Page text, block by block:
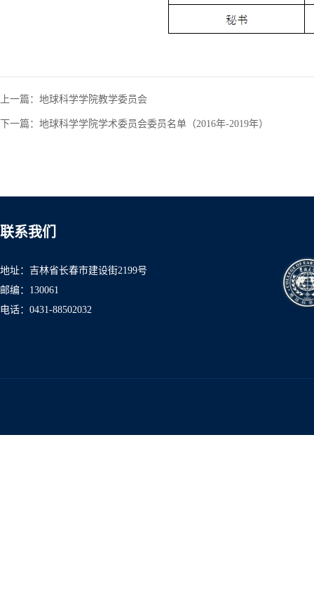
上一篇： 地球科学学院教学委员会
下一篇： 地球科学学院学术委员会委员名单（2016年-2019年）
联系我们
地址：吉林省长春市建设街2199号
邮编：130061
电话：0431-88502032